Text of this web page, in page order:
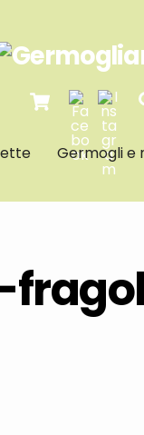
Cart
Germogli e